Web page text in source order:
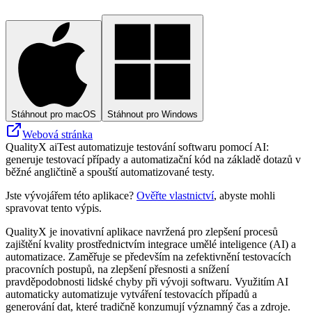
Stáhnout pro macOS Stáhnout pro Windows
Webová stránka
QualityX aiTest automatizuje testování softwaru pomocí AI:
generuje testovací případy a automatizační kód na základě dotazů v
běžné angličtině a spouští automatizované testy.
Jste vývojářem této aplikace? Ověřte vlastnictví, abyste mohli
spravovat tento výpis.
QualityX je inovativní aplikace navržená pro zlepšení procesů
zajištění kvality prostřednictvím integrace umělé inteligence (AI) a
automatizace. Zaměřuje se především na zefektivnění testovacích
pracovních postupů, na zlepšení přesnosti a snížení
pravděpodobnosti lidské chyby při vývoji softwaru. Využitím AI
automaticky automatizuje vytváření testovacích případů a
generování dat, které tradičně konzumují významný čas a zdroje.